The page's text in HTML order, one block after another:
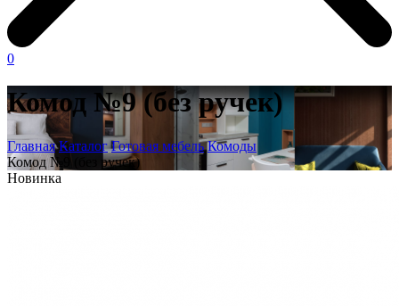
0
Комод №9 (без ручек)
Главная Каталог Готовая мебель Комоды
Комод №9 (без ручек)
Новинка